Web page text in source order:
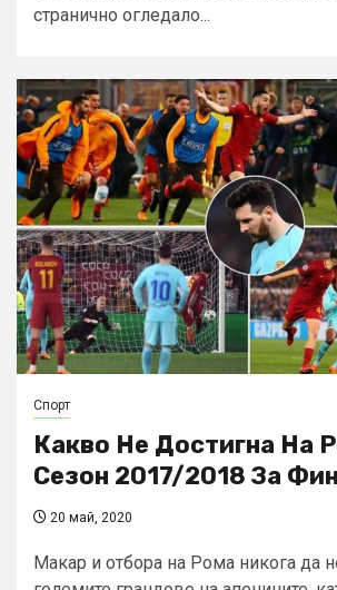
странично огледало...
Спорт
Какво Не Достигна На
Сезoн 2017/2018 За
20 май, 2020
Макар и отбора на Рома никога да